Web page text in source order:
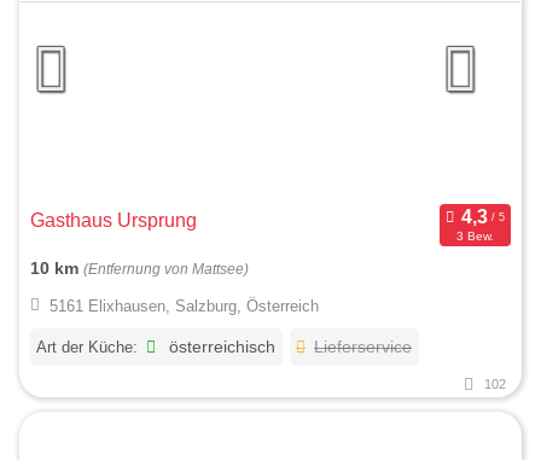
Gasthaus Ursprung
3 Bew.
10 km (Entfernung von Mattsee)
5161 Elixhausen, Salzburg, Österreich
Art der Küche: österreichisch Lieferservice
102